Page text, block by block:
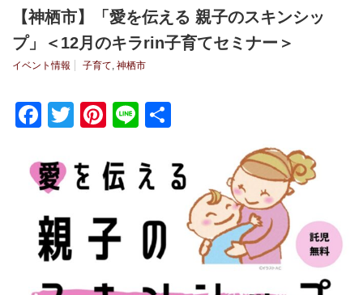
【神栖市】「愛を伝える 親子のスキンシッ
プ」＜12月のキラrin子育てセミナー＞
イベント情報 子育て, 神栖市
Facebook
TwitterPinterest
Line